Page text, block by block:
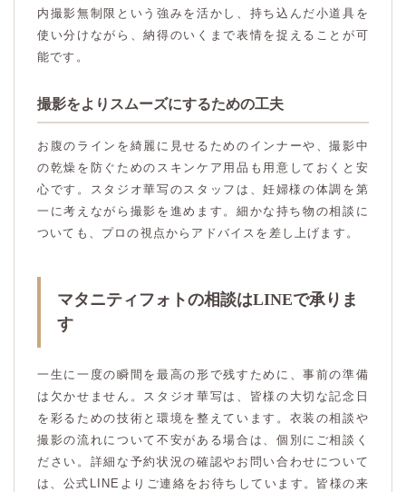
内撮影無制限という強みを活かし、持ち込んだ小道具を
使い分けながら、納得のいくまで表情を捉えることが可
能です。
撮影をよりスムーズにするための工夫
お腹のラインを綺麗に見せるためのインナーや、撮影中
の乾燥を防ぐためのスキンケア用品も用意しておくと安
心です。スタジオ華写のスタッフは、妊婦様の体調を第
一に考えながら撮影を進めます。細かな持ち物の相談に
ついても、プロの視点からアドバイスを差し上げます。
マタニティフォトの相談はLINEで承りま
す
一生に一度の瞬間を最高の形で残すために、事前の準備
は欠かせません。スタジオ華写は、皆様の大切な記念日
を彩るための技術と環境を整えています。衣装の相談や
撮影の流れについて不安がある場合は、個別にご相談く
ださい。詳細な予約状況の確認やお問い合わせについて
は、公式LINEよりご連絡をお待ちしています。皆様の来